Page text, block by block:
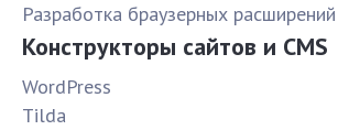
Разработка браузерных расширений
Конструкторы сайтов и CMS
WordPress
Tilda